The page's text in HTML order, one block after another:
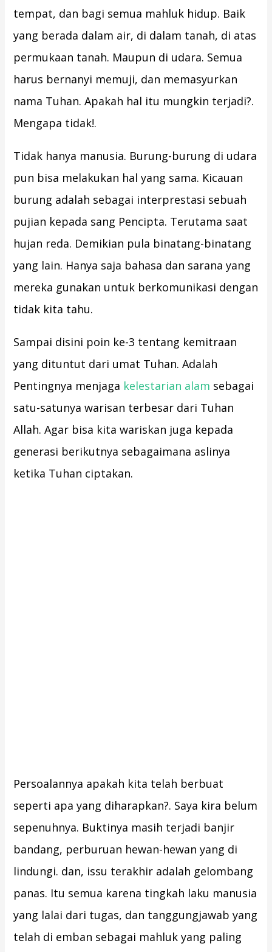
tempat, dan bagi semua mahluk hidup. Baik
yang berada dalam air, di dalam tanah, di atas
permukaan tanah. Maupun di udara. Semua
harus bernanyi memuji, dan memasyurkan
nama Tuhan. Apakah hal itu mungkin terjadi?.
Mengapa tidak!.
Tidak hanya manusia. Burung-burung di udara
pun bisa melakukan hal yang sama. Kicauan
burung adalah sebagai interprestasi sebuah
pujian kepada sang Pencipta. Terutama saat
hujan reda. Demikian pula binatang-binatang
yang lain. Hanya saja bahasa dan sarana yang
mereka gunakan untuk berkomunikasi dengan
tidak kita tahu.
Sampai disini poin ke-3 tentang kemitraan
yang dituntut dari umat Tuhan. Adalah
Pentingnya menjaga kelestarian alam sebagai
satu-satunya warisan terbesar dari Tuhan
Allah. Agar bisa kita wariskan juga kepada
generasi berikutnya sebagaimana aslinya
ketika Tuhan ciptakan.
Persoalannya apakah kita telah berbuat
seperti apa yang diharapkan?. Saya kira belum
sepenuhnya. Buktinya masih terjadi banjir
bandang, perburuan hewan-hewan yang di
lindungi. dan, issu terakhir adalah gelombang
panas. Itu semua karena tingkah laku manusia
yang lalai dari tugas, dan tanggungjawab yang
telah di emban sebagai mahluk yang paling